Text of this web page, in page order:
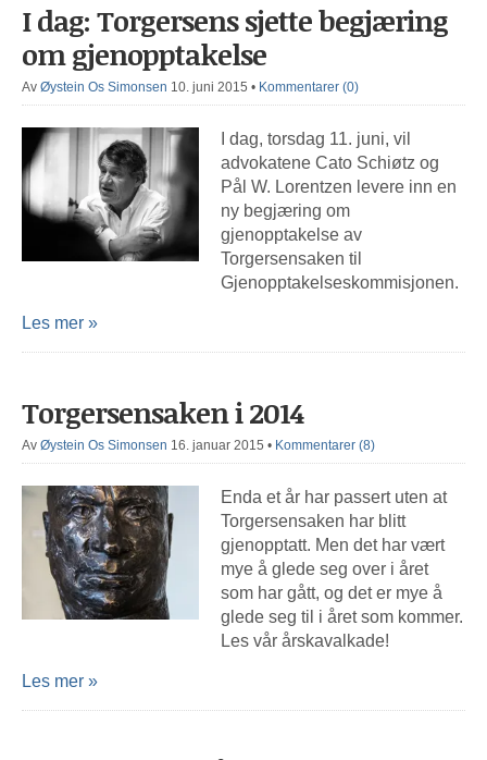
I dag: Torgersens sjette begjæring
om gjenopptakelse
Av Øystein Os Simonsen 10. juni 2015 • Kommentarer (0)
I dag, torsdag 11. juni, vil
advokatene Cato Schiøtz og
Pål W. Lorentzen levere inn en
ny begjæring om
gjenopptakelse av
Torgersensaken til
Gjenopptakelseskommisjonen.
Les mer »
Torgersensaken i 2014
Av Øystein Os Simonsen 16. januar 2015 • Kommentarer (8)
Enda et år har passert uten at
Torgersensaken har blitt
gjenopptatt. Men det har vært
mye å glede seg over i året
som har gått, og det er mye å
glede seg til i året som kommer.
Les vår årskavalkade!
Les mer »